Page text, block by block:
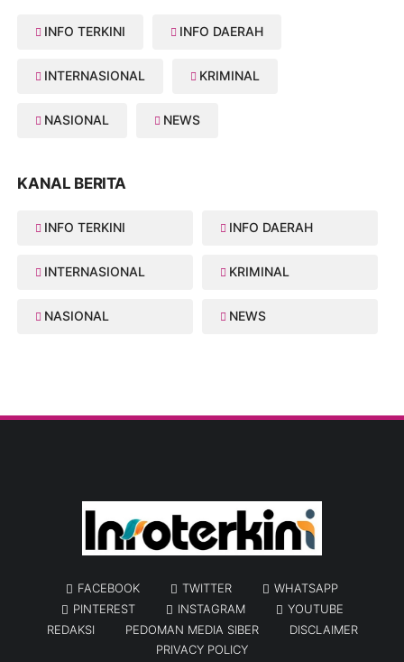
INFO TERKINI INFO DAERAH
INTERNASIONAL KRIMINAL
NASIONAL NEWS
KANAL BERITA
INFO TERKINI INFO DAERAH
INTERNASIONAL KRIMINAL
NASIONAL NEWS
FACEBOOK TWITTER
WHATSAPP
PINTEREST
INSTAGRAM
YOUTUBE
REDAKSI
PEDOMAN MEDIA SIBER
DISCLAIMER
PRIVACY POLICY